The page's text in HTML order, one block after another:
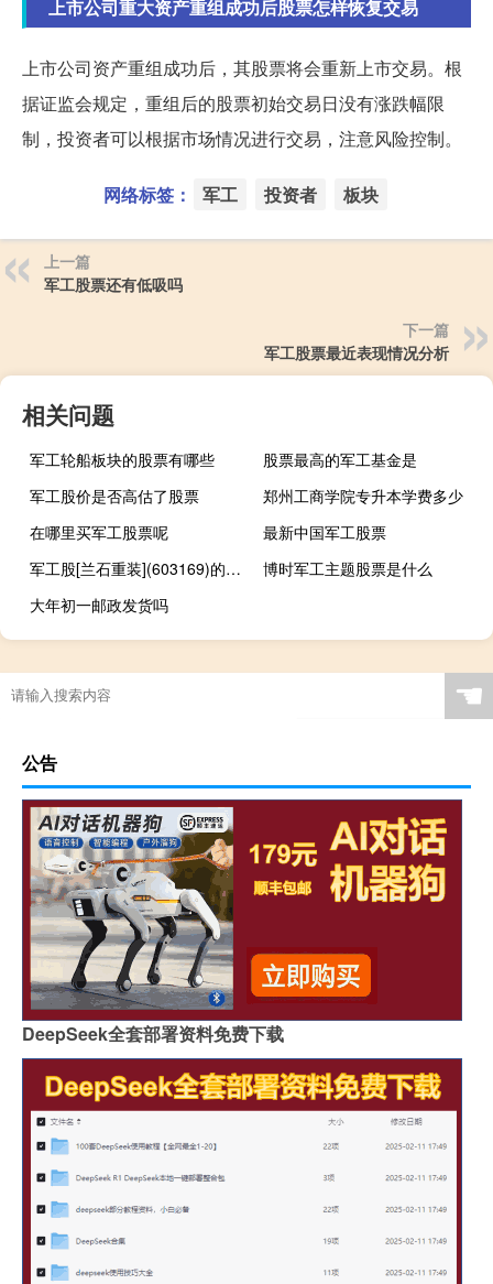
上市公司重大资产重组成功后股票怎样恢复交易
上市公司资产重组成功后，其股票将会重新上市交易。根
据证监会规定，重组后的股票初始交易日没有涨跌幅限
制，投资者可以根据市场情况进行交易，注意风险控制。
网络标签： 军工 投资者 板块
上一篇
军工股票还有低吸吗
下一篇
军工股票最近表现情况分析
相关问题
军工轮船板块的股票有哪些
股票最高的军工基金是
军工股价是否高估了股票
郑州工商学院专升本学费多少
在哪里买军工股票呢
最新中国军工股票
军工股[兰石重装](603169)的公司详细资料
博时军工主题股票是什么
大年初一邮政发货吗
☚
公告
DeepSeek全套部署资料免费下载